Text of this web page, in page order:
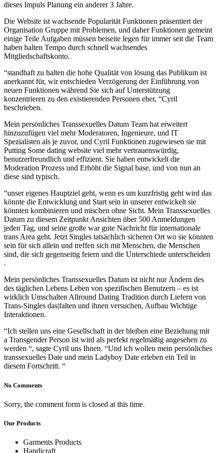
dieses Impuls Planung ein anderer 3 Jahre.
Die Website ist wachsende Popularität Funktionen präsentiert der
Organisation Gruppe mit Problemen, und daher Funktionen gemeint
einige Teile Aufgaben müssen beiseite legen für immer seit die Team
haben halten Tempo durch schnell wachsendes
Mitgliedschaftskonto.
“standhaft zu halten die hohe Qualität von lösung das Publikum ist
anerkannt für, wir entschieden Verzögerung der Einführung von
neuen Funktionen während Sie sich auf Unterstützung
konzentrieren zu den existierenden Personen eher, “Cyril
beschrieben.
Mein persönliches Transsexuelles Datum Team hat erweitert
hinzuzufügen viel mehr Moderatoren, Ingenieure, und IT
Spezialisten als je zuvor, und Cyril Funktionen zugewiesen sie mit
Putting Some dating website viel mehr vertrauenswürdig,
benutzerfreundlich und effizient. Sie haben entwickelt die
Moderation Prozess und Erhöht die Signal base, und von nun an
diese sind typisch.
“unser eigenes Hauptziel geht, wenn es um kurzfristig geht wird das
könnte die Entwicklung und Start sein in unserer entwickelt sie
könnten kombinieren und mischen ohne Sicht. Mein Transsexuelles
Datum zu diesem Zeitpunkt Ansichten über 500 Anmeldungen
jeden Tag, und seine große war gute Nachricht für internationale
trans Area geht. Jetzt Singles tatsächlich sicheren Ort wo sie könnten
sein für sich allein und treffen sich mit Menschen, die Menschen
sind, die sich gegenseitig feiern und die Unterschiede unterscheiden
.
Mein persönliches Transsexuelles Datum ist nicht nur Ändern des
des täglichen Lebens Leben von spezifischen Benutzern – es ist
wirklich Umschalten Allround Dating Tradition durch Liefern von
Trans-Singles das|falten und ihnen versuchen, Aufbau Wichtige
Interaktionen.
“Ich stellen uns eine Gesellschaft in der bleiben eine Beziehung mit
a Transgender Person ist wird als perfekt regelmäßig angesehen zu
werden “, sagte Cyril uns Ihnen. “Und ich wollen mein persönliches
transsexuelles Date und mein Ladyboy Date erleben ein Teil in
diesem Fortschritt. “
No Comments
Sorry, the comment form is closed at this time.
Our Products
Garments Products
Handicraft